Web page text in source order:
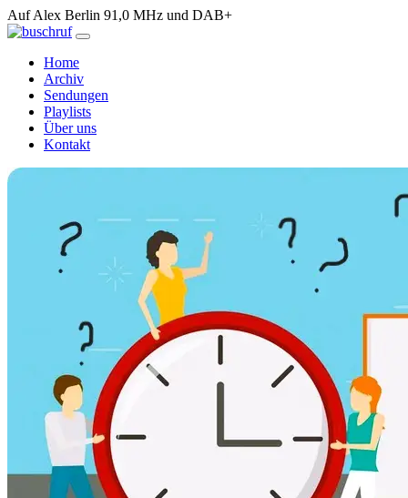
Auf Alex Berlin 91,0 MHz und DAB+
Home
Archiv
Sendungen
Playlists
Über uns
Kontakt